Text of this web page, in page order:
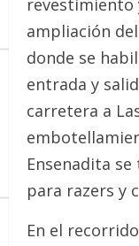
revestimiento
ampliación
donde se
entrada y
carretera a
Ensenadita
para razers y
En el